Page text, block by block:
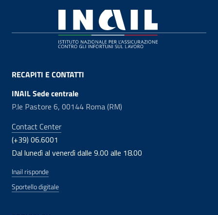
RECAPITI E CONTATTI
INAIL Sede centrale
P.le Pastore 6, 00144 Roma (RM)
Contact Center
(+39) 06.6001
Dal lunedì al venerdì dalle 9.00 alle 18.00
Inail risponde
Sportello digitale